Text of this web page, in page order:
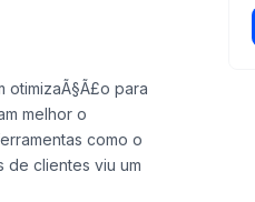
otimizaÃ§Ã£o para
melhor o
como o
de clientes viu um